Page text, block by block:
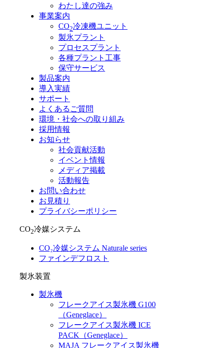
わたし達の強み
事業案内
CO2冷凍機ユニット
製氷プラント
プロセスプラント
各種プラント工事
保守サービス
製品案内
導入実績
サポート
よくあるご質問
環境・社会への取り組み
採用情報
お知らせ
社会貢献活動
イベント情報
メディア掲載
活動報告
お問い合わせ
お見積り
プライバシーポリシー
CO2冷媒システム
CO₂冷媒システム Naturale series
ファインデフロスト
製氷装置
製氷機
フレークアイス製氷機 G100
（Geneglace）
フレークアイス製氷機 ICE
PACK（Geneglace）
MAJA フレークアイス製氷機